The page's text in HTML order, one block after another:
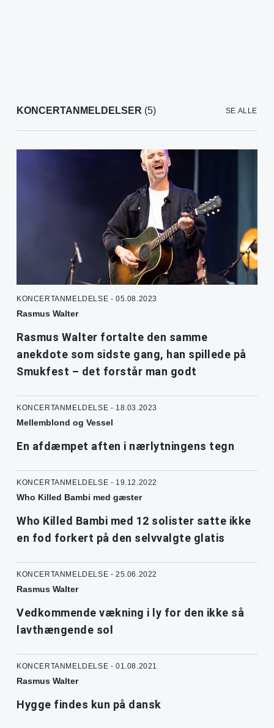
KONCERTANMELDELSER (5) SE ALLE
KONCERTANMELDELSE - 05.08.2023
Rasmus Walter
Rasmus Walter fortalte den samme
anekdote som sidste gang, han spillede på
Smukfest – det forstår man godt
KONCERTANMELDELSE - 18.03.2023
Mellemblond og Vessel
En afdæmpet aften i nærlytningens tegn
KONCERTANMELDELSE - 19.12.2022
Who Killed Bambi med gæster
Who Killed Bambi med 12 solister satte ikke
en fod forkert på den selvvalgte glatis
KONCERTANMELDELSE - 25.06.2022
Rasmus Walter
Vedkommende vækning i ly for den ikke så
lavthængende sol
KONCERTANMELDELSE - 01.08.2021
Rasmus Walter
Hygge findes kun på dansk